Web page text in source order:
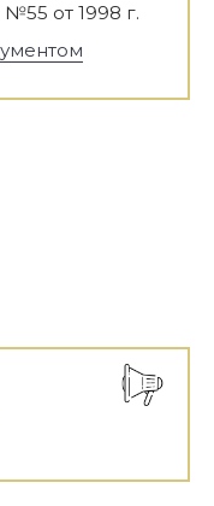
от 1998 г.